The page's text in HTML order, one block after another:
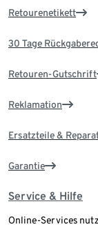
Retourenetikett
30 Tage
Retouren-Gutschrift
Reklamation
Ersatzteile &
Garantie
Service & Hilfe
Online-Services